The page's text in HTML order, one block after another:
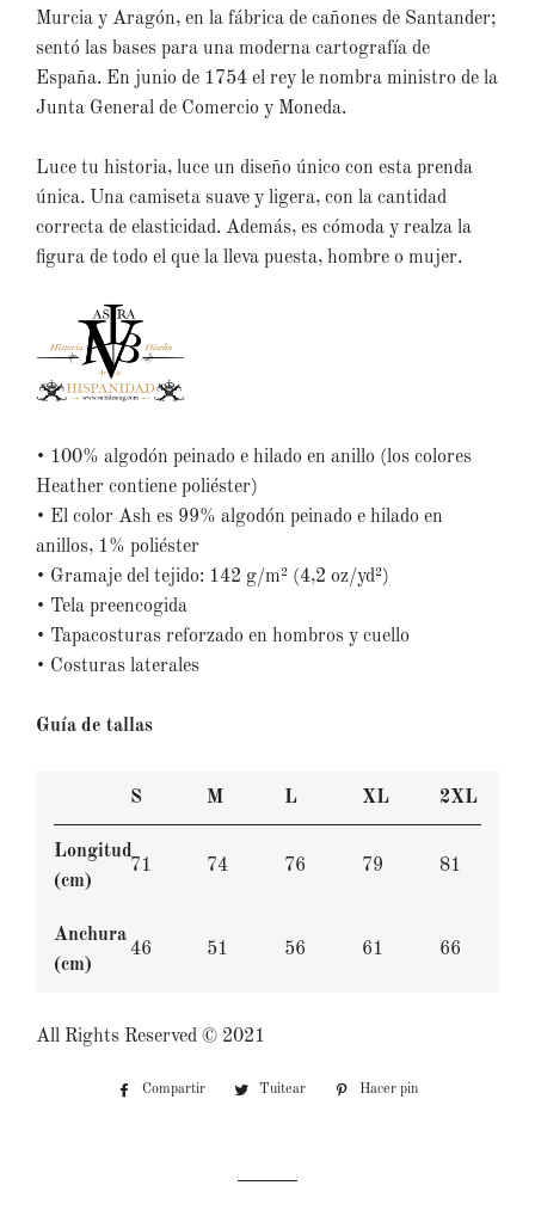
Murcia y Aragón, en la fábrica de cañones de Santander;
sentó las bases para una moderna cartografía de
España. En junio de 1754 el rey le nombra ministro de la
Junta General de Comercio y Moneda.
Luce tu historia, luce un diseño único con esta prenda
única. Una camiseta suave y ligera, con la cantidad
correcta de elasticidad. Además, es cómoda y realza la
figura de todo el que la lleva puesta, hombre o mujer.
• 100% algodón peinado e hilado en anillo (los colores
Heather contiene poliéster)
• El color Ash es 99% algodón peinado e hilado en
anillos, 1% poliéster
• Gramaje del tejido: 142 g/m² (4,2 oz/yd²)
• Tela preencogida
• Tapacosturas reforzado en hombros y cuello
• Costuras laterales
Guía de tallas
S M L XL 2XL
Longitud
(cm)
71 74 76 79 81
Anchura
(cm)
46 51 56 61 66
All Rights Reserved ©️ 2021
Compartir
CompartirTuitear
TuitearHacer pin